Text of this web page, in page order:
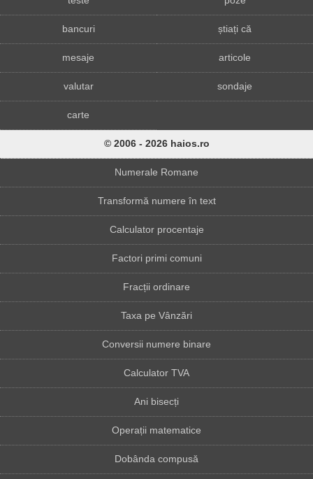
bancuri știați că
mesaje articole
valutar sondaje
carte
© 2006 - 2026 haios.ro
Numerale Romane
Transformă numere în text
Calculator procentaje
Factori primi comuni
Fracții ordinare
Taxa pe Vânzări
Conversii numere binare
Calculator TVA
Ani bisecți
Operații matematice
Dobânda compusă